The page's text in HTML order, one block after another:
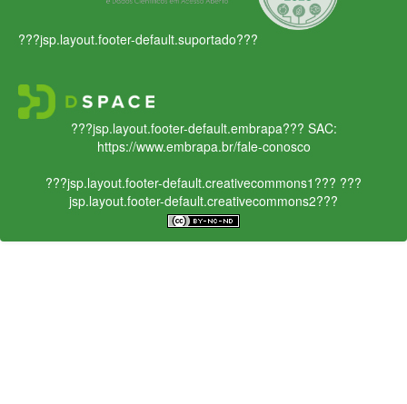
???jsp.layout.footer-default.suportado???
???jsp.layout.footer-default.embrapa??? SAC:
https://www.embrapa.br/fale-conosco
???jsp.layout.footer-default.creativecommons1??? ???
jsp.layout.footer-default.creativecommons2???